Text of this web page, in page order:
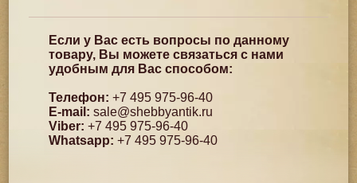
Если у Вас есть вопросы по данному
товару, Вы можете связаться с нами
удобным для Вас способом:
Телефон: +7 495 975-96-40
E-mail: sale@shebbyantik.ru
Viber: +7 495 975-96-40
Whatsapp: +7 495 975-96-40